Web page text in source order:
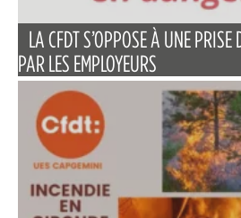
LA CFDT S’OPPOSE À UNE PRISE
PAR LES EMPLOYEURS